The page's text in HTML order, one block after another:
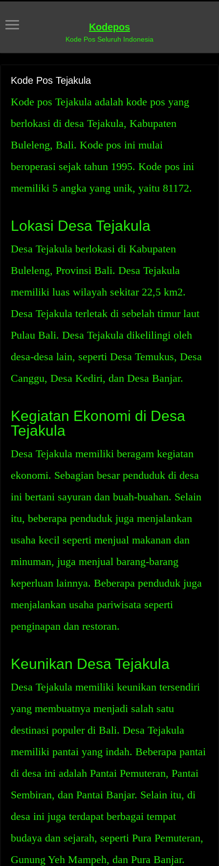
Kodepos
Kode Pos Seluruh Indonesia
Kode Pos Tejakula
Kode pos Tejakula adalah kode pos yang
berlokasi di desa Tejakula, Kabupaten
Buleleng, Bali. Kode pos ini mulai
beroperasi sejak tahun 1995. Kode pos ini
memiliki 5 angka yang unik, yaitu 81172.
Lokasi Desa Tejakula
Desa Tejakula berlokasi di Kabupaten
Buleleng, Provinsi Bali. Desa Tejakula
memiliki luas wilayah sekitar 22,5 km2.
Desa Tejakula terletak di sebelah timur laut
Pulau Bali. Desa Tejakula dikelilingi oleh
desa-desa lain, seperti Desa Temukus, Desa
Canggu, Desa Kediri, dan Desa Banjar.
Kegiatan Ekonomi di Desa
Tejakula
Desa Tejakula memiliki beragam kegiatan
ekonomi. Sebagian besar penduduk di desa
ini bertani sayuran dan buah-buahan. Selain
itu, beberapa penduduk juga menjalankan
usaha kecil seperti menjual makanan dan
minuman, juga menjual barang-barang
keperluan lainnya. Beberapa penduduk juga
menjalankan usaha pariwisata seperti
penginapan dan restoran.
Keunikan Desa Tejakula
Desa Tejakula memiliki keunikan tersendiri
yang membuatnya menjadi salah satu
destinasi populer di Bali. Desa Tejakula
memiliki pantai yang indah. Beberapa pantai
di desa ini adalah Pantai Pemuteran, Pantai
Sembiran, dan Pantai Banjar. Selain itu, di
desa ini juga terdapat berbagai tempat
budaya dan sejarah, seperti Pura Pemuteran,
Gunung Yeh Mampeh, dan Pura Banjar.